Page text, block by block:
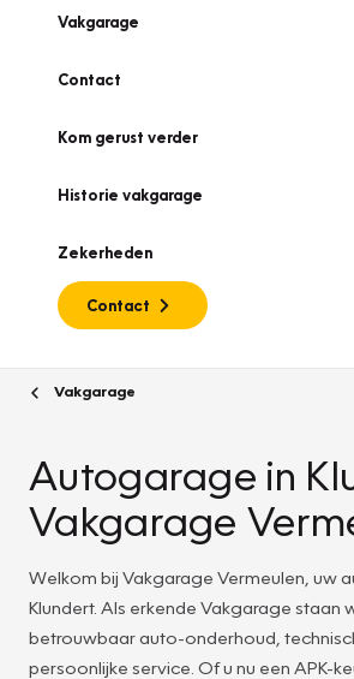
Vakgarage
Contact
Kom gerust verder
Historie vakgarage
Zekerheden
Contact
Vakgarage
Autogarage in
Vakgarage
Welkom bij Vakgarage Vermeulen, uw
Klundert. Als erkende Vakgarage staan
betrouwbaar auto-onderhoud,
persoonlijke service. Of u nu een APK-